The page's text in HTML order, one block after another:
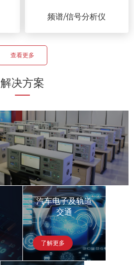
频谱/信号分析仪
查看更多
解决方案
汽车电子及轨道
交通
了解更多